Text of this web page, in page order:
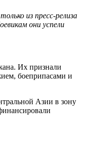
из пресс-релиза
они успели
Их признали
боеприпасами и
Азии в зону